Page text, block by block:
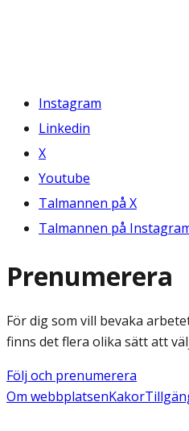
Instagram
Linkedin
X
Youtube
Talmannen på X
Talmannen på
Prenumerera
För dig som vill bevaka
finns det flera olika sätt att
Följ och prenumerera
Om webbplatsenKakor